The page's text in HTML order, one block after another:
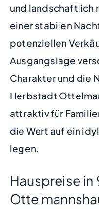
und landschaftlich
einer stabilen
potenziellen
Ausgangslage
Charakter und die
Herbstadt
attraktiv für
die Wert auf ein
legen.
Hauspreise